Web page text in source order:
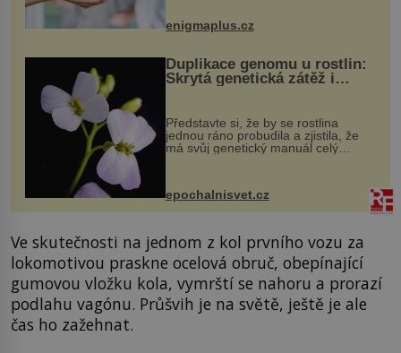
enigmaplus.cz
Duplikace genomu u rostlin:
Skrytá genetická zátěž i
Představte si, že by se rostlina
jednou ráno probudila a zjistila, že
má svůj genetický manuál celý
vstupenka...
epochalnisvet.cz
Ve skutečnosti na jednom z kol prvního vozu za
lokomotivou praskne ocelová obruč, obepínající
gumovou vložku kola, vymrští se nahoru a prorazí
podlahu vagónu. Průšvih je na světě, ještě je ale
čas ho zažehnat.